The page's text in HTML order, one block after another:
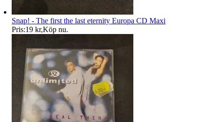
Snap! - The first the last eternity Europa CD Maxi
Pris:19 kr,Köp nu.